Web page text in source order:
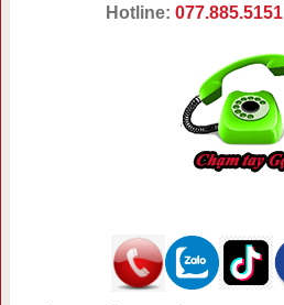
Hotline:077.885.5151